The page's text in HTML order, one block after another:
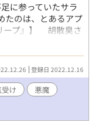
に参っていたサラ
のは、とあるアプ
ープ』】 胡散臭さ
、登録を済ませ
出された。訝しが
いでませ、むま──
生サラリーマン×
全八話
登録日 2022.12.16
け
悪魔